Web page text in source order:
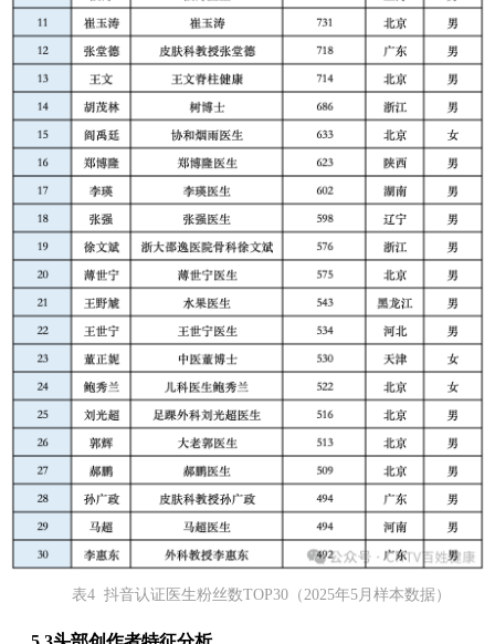
表4 抖音认证医生粉丝数TOP30（2025年5月样本数据）